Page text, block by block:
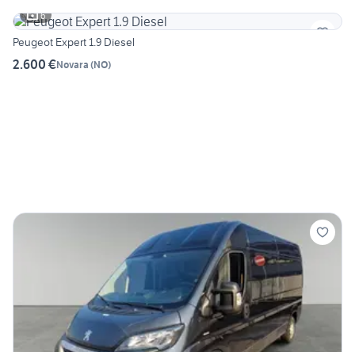
6
Peugeot Expert 1.9 Diesel
2.600 €Novara (NO)